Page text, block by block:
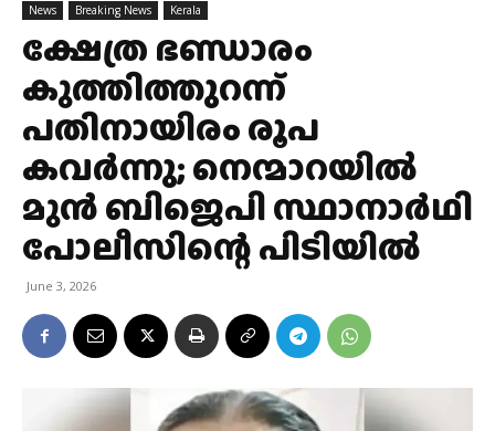
News Breaking News Kerala
ക്ഷേത്ര ഭണ്ഡാരം
കുത്തിത്തുറന്ന്
പതിനായിരം രൂപ
കവര്‍ന്നു; നെന്മാറയില്‍
മുൻ ബിജെപി സ്ഥാനാര്‍ഥി
പോലീസിന്റെ പിടിയില്‍
June 3, 2026